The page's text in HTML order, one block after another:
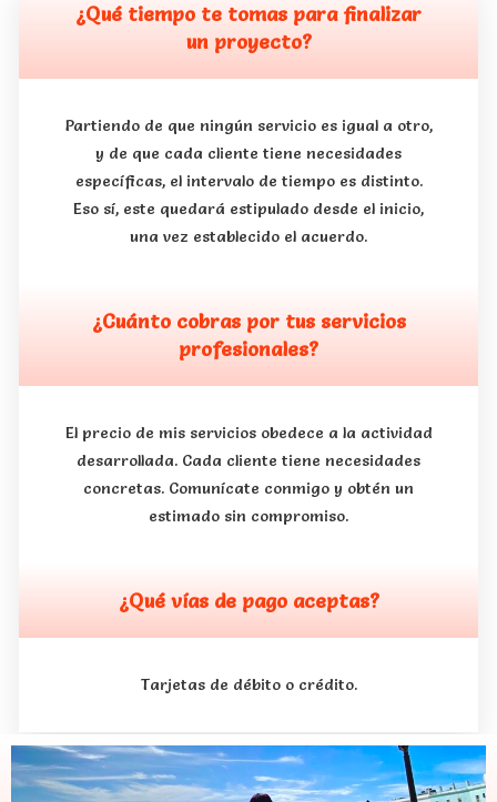
¿Qué tiempo te tomas para finalizar
un proyecto?
Partiendo de que ningún servicio es igual a otro,
y de que cada cliente tiene necesidades
específicas, el intervalo de tiempo es distinto.
Eso sí, este quedará estipulado desde el inicio,
una vez establecido el acuerdo.
¿Cuánto cobras por tus servicios
profesionales?
El precio de mis servicios obedece a la actividad
desarrollada. Cada cliente tiene necesidades
concretas. Comunícate conmigo y obtén un
estimado sin compromiso.
¿Qué vías de pago aceptas?
Tarjetas de débito o crédito.